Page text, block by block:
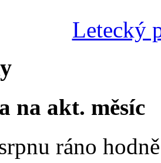
Letecký
na akt. měsíc
ráno